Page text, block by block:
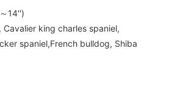
14'')
Cavalier king charles spaniel,
spaniel,French bulldog, Shiba